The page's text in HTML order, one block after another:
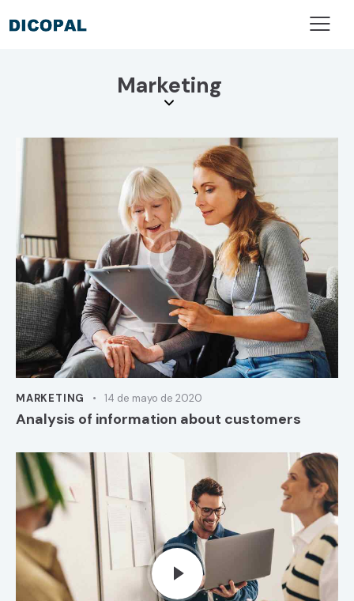
Marketing
MARKETING 14 de mayo de 2020
Analysis of information about customers